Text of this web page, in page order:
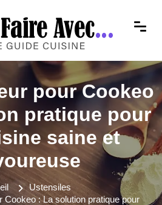
pour Cookeo
pratique pour
saine et
Ustensiles
Cookeo : La solution pratique pour